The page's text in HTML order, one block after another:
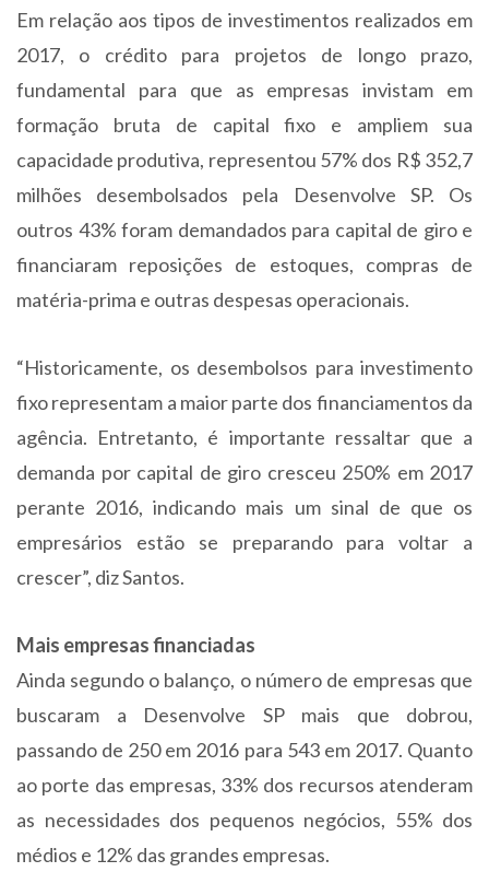
Em relação aos tipos de investimentos realizados em
2017, o crédito para projetos de longo prazo,
fundamental para que as empresas invistam em
formação bruta de capital fixo e ampliem sua
capacidade produtiva, representou 57% dos R$ 352,7
milhões desembolsados pela Desenvolve SP. Os
outros 43% foram demandados para capital de giro e
financiaram reposições de estoques, compras de
matéria-prima e outras despesas operacionais.
“Historicamente, os desembolsos para investimento
fixo representam a maior parte dos financiamentos da
agência. Entretanto, é importante ressaltar que a
demanda por capital de giro cresceu 250% em 2017
perante 2016, indicando mais um sinal de que os
empresários estão se preparando para voltar a
crescer”, diz Santos.
Mais empresas financiadas
Ainda segundo o balanço, o número de empresas que
buscaram a Desenvolve SP mais que dobrou,
passando de 250 em 2016 para 543 em 2017. Quanto
ao porte das empresas, 33% dos recursos atenderam
as necessidades dos pequenos negócios, 55% dos
médios e 12% das grandes empresas.